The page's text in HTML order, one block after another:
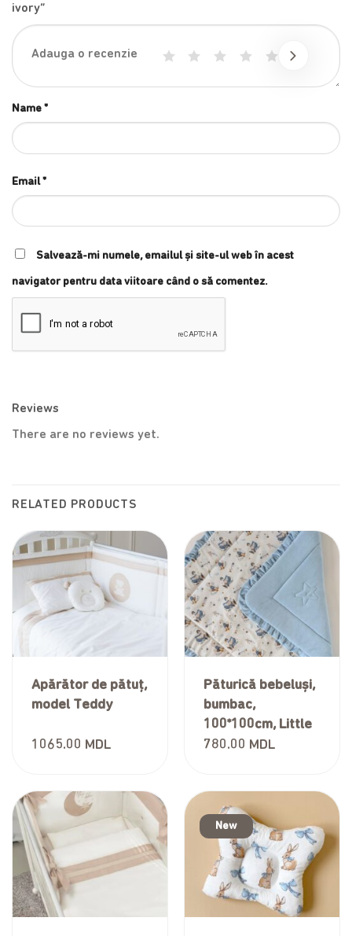
ivory”
Name *
Email*
Salvează-mi numele, emailul și site-ul web în acest
navigator pentru data viitoare când o să comentez.
Reviews
There are no reviews yet.
RELATED PRODUCTS
Apărător de pătuț,
model Teddy
1065.00 MDL
Păturică bebeluși,
bumbac,
100*100cm, Little
Angel Collection,
780.00 MDL
New